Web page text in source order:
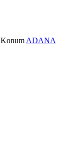
Konum ADANA